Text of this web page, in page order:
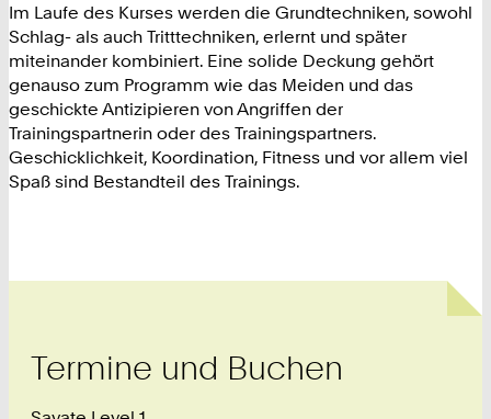
Im Laufe des Kurses werden die Grundtechniken, sowohl
Schlag- als auch Tritttechniken, erlernt und später
miteinander kombiniert. Eine solide Deckung gehört
genauso zum Programm wie das Meiden und das
geschickte Antizipieren von Angriffen der
Trainingspartnerin oder des Trainingspartners.
Geschicklichkeit, Koordination, Fitness und vor allem viel
Spaß sind Bestandteil des Trainings.
Termine und Buchen